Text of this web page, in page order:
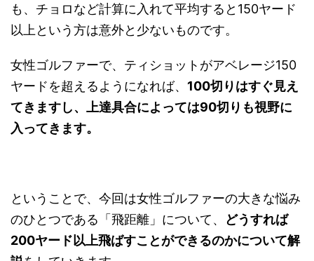
も、チョロなど計算に入れて平均すると150ヤード
以上という方は意外と少ないものです。
女性ゴルファーで、ティショットがアベレージ150
ヤードを超えるようになれば、 100切りはすぐ見え
てきますし、上達具合によっては90切りも視野に
入ってきます。
ということで、今回は女性ゴルファーの大きな悩み
のひとつである「飛距離」について、 どうすれば
200ヤード以上飛ばすことができるのかについて解